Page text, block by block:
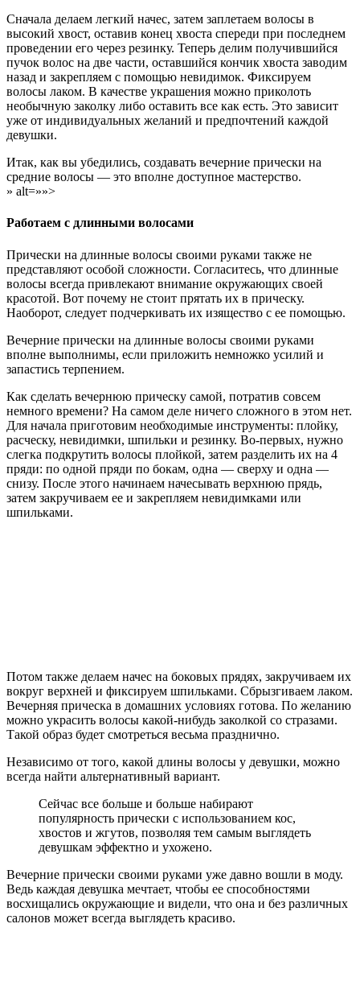
Сначала делаем легкий начес, затем заплетаем волосы в
высокий хвост, оставив конец хвоста спереди при последнем
проведении его через резинку. Теперь делим получившийся
пучок волос на две части, оставшийся кончик хвоста заводим
назад и закрепляем с помощью невидимок. Фиксируем
волосы лаком. В качестве украшения можно приколоть
необычную заколку либо оставить все как есть. Это зависит
уже от индивидуальных желаний и предпочтений каждой
девушки.
Итак, как вы убедились, создавать вечерние прически на
средние волосы — это вполне доступное мастерство.
» alt=»»>
Работаем с длинными волосами
Прически на длинные волосы своими руками также не
представляют особой сложности. Согласитесь, что длинные
волосы всегда привлекают внимание окружающих своей
красотой. Вот почему не стоит прятать их в прическу.
Наоборот, следует подчеркивать их изящество с ее помощью.
Вечерние прически на длинные волосы своими руками
вполне выполнимы, если приложить немножко усилий и
запастись терпением.
Как сделать вечернюю прическу самой, потратив совсем
немного времени? На самом деле ничего сложного в этом нет.
Для начала приготовим необходимые инструменты: плойку,
расческу, невидимки, шпильки и резинку. Во-первых, нужно
слегка подкрутить волосы плойкой, затем разделить их на 4
пряди: по одной пряди по бокам, одна — сверху и одна —
снизу. После этого начинаем начесывать верхнюю прядь,
затем закручиваем ее и закрепляем невидимками или
шпильками.
Потом также делаем начес на боковых прядях, закручиваем их
вокруг верхней и фиксируем шпильками. Сбрызгиваем лаком.
Вечерняя прическа в домашних условиях готова. По желанию
можно украсить волосы какой-нибудь заколкой со стразами.
Такой образ будет смотреться весьма празднично.
Независимо от того, какой длины волосы у девушки, можно
всегда найти альтернативный вариант.
Сейчас все больше и больше набирают
популярность прически с использованием кос,
хвостов и жгутов, позволяя тем самым выглядеть
девушкам эффектно и ухожено.
Вечерние прически своими руками уже давно вошли в моду.
Ведь каждая девушка мечтает, чтобы ее способностями
восхищались окружающие и видели, что она и без различных
салонов может всегда выглядеть красиво.